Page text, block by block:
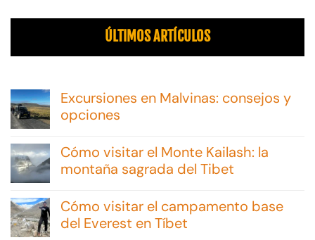
ÚLTIMOS ARTÍCULOS
Excursiones en Malvinas: consejos y
opciones
hay
comentarios
en
Excursiones
Malvinas:
consejos
y
opciones
Cómo visitar el Monte Kailash: la
montaña sagrada del Tibet
hay
comentarios
en
Cómo
Cómo visitar el campamento base
del Everest en Tíbet